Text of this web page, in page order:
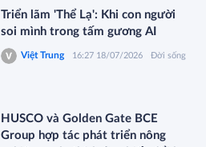
Triển lãm 'Thể Lạ': Khi con người
soi mình trong tấm gương AI
Việt Trung 16:27 18/07/2026 Đời sống
HUSCO và Golden Gate BCE
Group hợp tác phát triển nông